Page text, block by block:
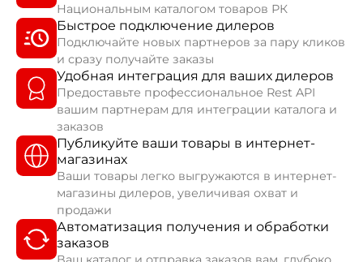
Национальным каталогом товаров РК
Быстрое подключение дилеров
Подключайте новых партнеров за пару кликов
и сразу получайте заказы
Удобная интеграция для ваших дилеров
Предоставьте профессиональное Rest API
вашим партнерам для интеграции каталога и
заказов
Публикуйте ваши товары в интернет-
магазинах
Ваши товары легко выгружаются в интернет-
магазины дилеров, увеличивая охват и
продажи
Автоматизация получения и обработки
заказов